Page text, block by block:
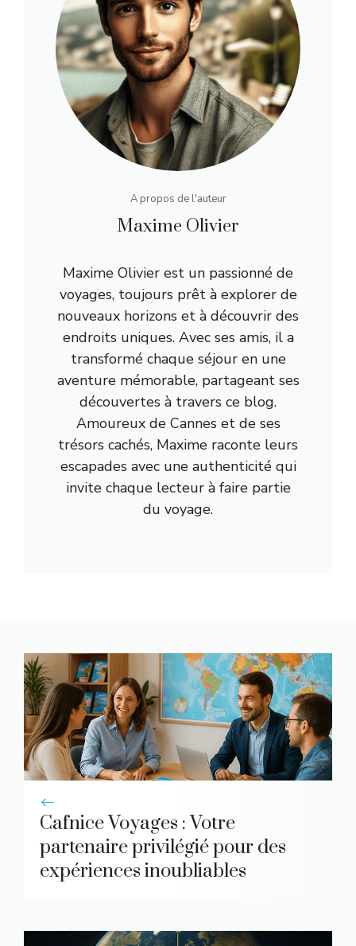
A propos de l'auteur
Maxime Olivier
Maxime Olivier est un passionné de
voyages, toujours prêt à explorer de
nouveaux horizons et à découvrir des
endroits uniques. Avec ses amis, il a
transformé chaque séjour en une
aventure mémorable, partageant ses
découvertes à travers ce blog.
Amoureux de Cannes et de ses
trésors cachés, Maxime raconte leurs
escapades avec une authenticité qui
invite chaque lecteur à faire partie
du voyage.
Cafnice Voyages : Votre
partenaire privilégié pour des
expériences inoubliables